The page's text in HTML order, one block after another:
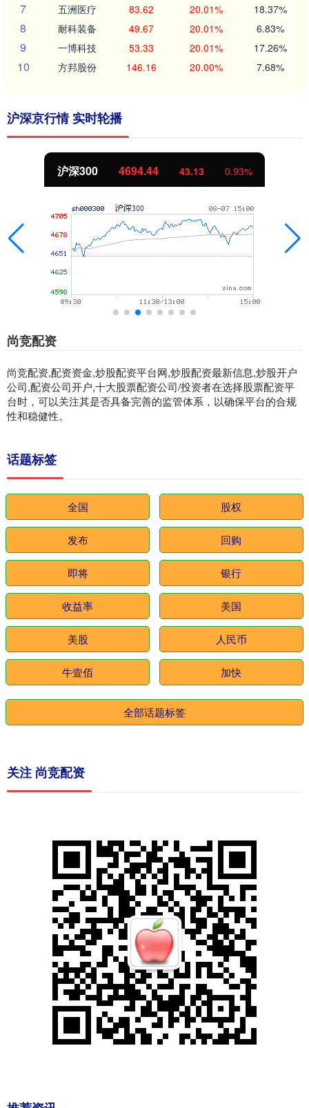
7 五洲医疗 83.62 20.01% 18.37%
8 耐科装备 49.67 20.01% 6.83%
9 一博科技 53.33 20.01% 17.26%
10 方邦股份 146.16 20.00% 7.68%
沪深京行情 实时轮播
沪深300 4694.44 43.13 0.93%
尚竞配资
尚竞配资,配资资金,炒股配资平台网,炒股配资最新信息,炒股开户
公司,配资公司开户,十大股票配资公司/投资者在选择股票配资平
台时，可以关注其是否具备完善的监管体系，以确保平台的合规
性和稳健性。
话题标签
全国 股权
发布 回购
即将 银行
收益率 美国
美股 人民币
牛壹佰 加快
全部话题标签
关注 尚竞配资